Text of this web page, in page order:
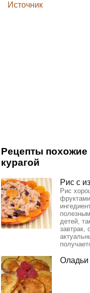
Источник
Рецепты
курагой
Рис с
Рис
детей,
завтрак,